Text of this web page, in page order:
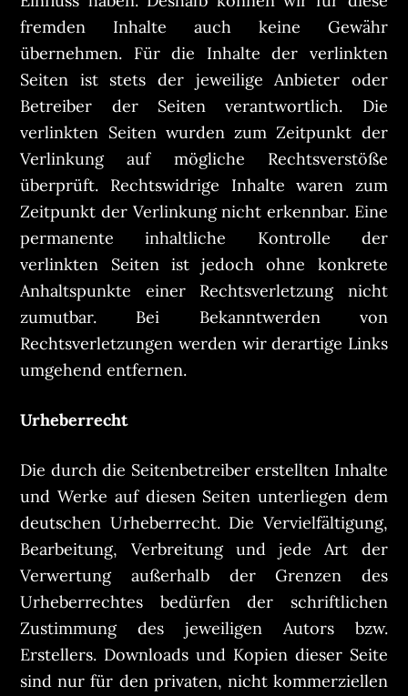
fremden Inhalte auch keine Gewähr
übernehmen. Für die Inhalte der verlinkten
Seiten ist stets der jeweilige Anbieter oder
Betreiber der Seiten verantwortlich. Die
verlinkten Seiten wurden zum Zeitpunkt der
Verlinkung auf mögliche Rechtsverstöße
überprüft. Rechtswidrige Inhalte waren zum
Zeitpunkt der Verlinkung nicht erkennbar. Eine
permanente inhaltliche Kontrolle der
verlinkten Seiten ist jedoch ohne konkrete
Anhaltspunkte einer Rechtsverletzung nicht
zumutbar. Bei Bekanntwerden von
Rechtsverletzungen werden wir derartige Links
umgehend entfernen.
Urheberrecht
Die durch die Seitenbetreiber erstellten Inhalte
und Werke auf diesen Seiten unterliegen dem
deutschen Urheberrecht. Die Vervielfältigung,
Bearbeitung, Verbreitung und jede Art der
Verwertung außerhalb der Grenzen des
Urheberrechtes bedürfen der schriftlichen
Zustimmung des jeweiligen Autors bzw.
Erstellers. Downloads und Kopien dieser Seite
sind nur für den privaten, nicht kommerziellen